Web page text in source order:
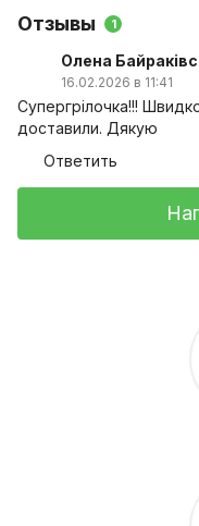
Отзывы 1
Олена
16.02.2026 в 11:41
Супергрілочка!!!
доставили. Дякую
Ответить